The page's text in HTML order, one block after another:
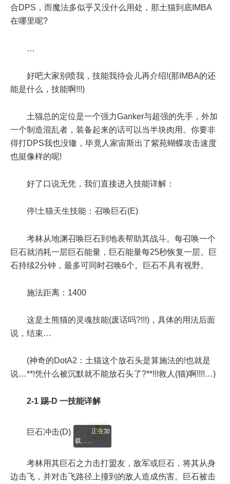
合DPS，而魔法多似乎又没什么用处，那土猫到底IMBA
在哪里呢?
…
好吧大家别喷我，技能我待会儿再介绍!(那IMBA的还
能是什么，技能啊!!!)
土猫总的定位是一个强力Ganker与超强的先手，外加
一个制造混乱者，装备起来的话可以当半块肉用。你要非
得打DPS我也没辙，毕竟人家宙斯出了紫苑蝴蝶攻击速度
也挺像样的呢!
好了口说无凭，我们直接进入技能详解：
停!土猫天生技能：召唤巨石(E)
考林从地渊召唤巨石到地表帮助其战斗。每召唤一个
巨石就消耗一层巨石能量，巨石能量每25秒恢复一层。巨
石持续2分钟，最多可同时召唤6个。巨石不具有视野。
施法距离：1400
这是土熊猫的灵魂技能(废话吗?!!!)，具体的用法后面
说，结束…
(神奇的DotA2：土猫这个放石头是算施法的!也就是
说…**!凭什么被沉默就不能放石头了?**!!!救人(猫)啊!!!!…)
2-1 踢-D 一技能详解
巨石冲击(D)
正在加
载……
考林用其巨石之力击打盟友，敌军或巨石，将其从身
边击飞，并对击飞路径上撞到的敌人造成伤害。巨石被击